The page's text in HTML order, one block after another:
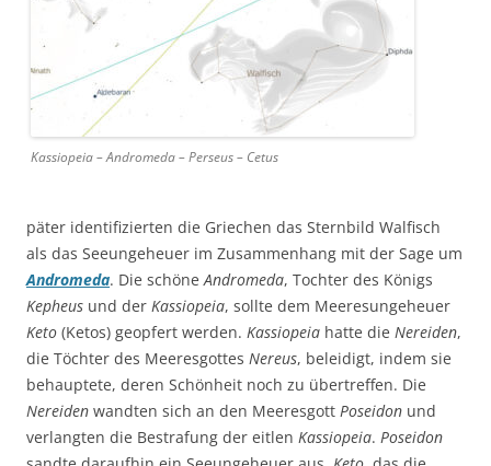
Kassiopeia – Andromeda – Perseus – Cetus
päter identifizierten die Griechen das Sternbild Walfisch
als das Seeungeheuer im Zusammenhang mit der Sage um
Andromeda. Die schöne Andromeda, Tochter des Königs
Kepheus und der Kassiopeia, sollte dem Meeresungeheuer
Keto (Ketos) geopfert werden. Kassiopeia hatte die Nereiden,
die Töchter des Meeresgottes Nereus, beleidigt, indem sie
behauptete, deren Schönheit noch zu übertreffen. Die
Nereiden wandten sich an den Meeresgott Poseidon und
verlangten die Bestrafung der eitlen Kassiopeia. Poseidon